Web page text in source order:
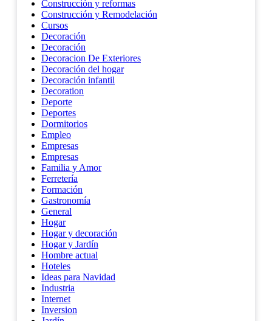
Construcción y reformas
Construcción y Remodelación
Cursos
Decoración
Decoración
Decoracion De Exteriores
Decoración del hogar
Decoración infantil
Decoration
Deporte
Deportes
Dormitorios
Empleo
Empresas
Empresas
Familia y Amor
Ferretería
Formación
Gastronomía
General
Hogar
Hogar y decoración
Hogar y Jardín
Hombre actual
Hoteles
Ideas para Navidad
Industria
Internet
Inversion